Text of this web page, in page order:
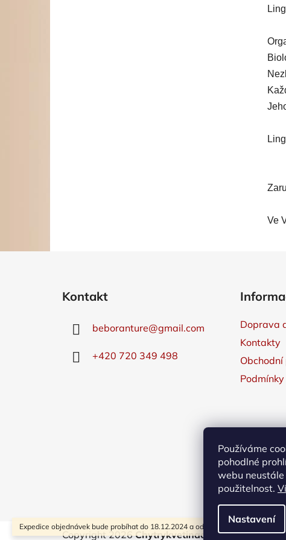
Používáme
pohodlné
webu neustále
použitelnost.
Nastavení
Expedice objednávek bude probíhat do 18.12.2024 a od 6.1.2025. Děkujeme.
Ve
Kontakt
beboranture@gmail.com
+420 720 349 498
Doprava
Kontakty
Copyright 2026Chytrykvetinac.cz . Všechna